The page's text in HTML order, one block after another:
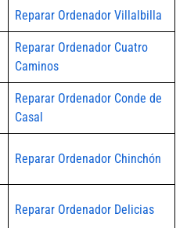
Reparar Ordenador Villalbilla
Reparar Ordenador Cuatro
Caminos
Reparar Ordenador Conde de
Casal
Reparar Ordenador Chinchón
Reparar Ordenador Delicias